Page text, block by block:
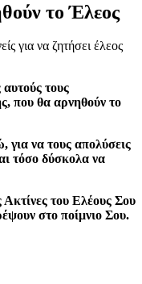
το Έλεος
για να ζητήσει έλεος
τους
που θα αρνηθούν το
να τους απολύσεις
τόσο δύσκολα να
Ακτίνες του Ελέους Σου
στο ποίμνιο Σου.